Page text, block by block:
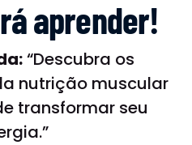
aprender!
“Descubra os
nutrição muscular
transformar seu